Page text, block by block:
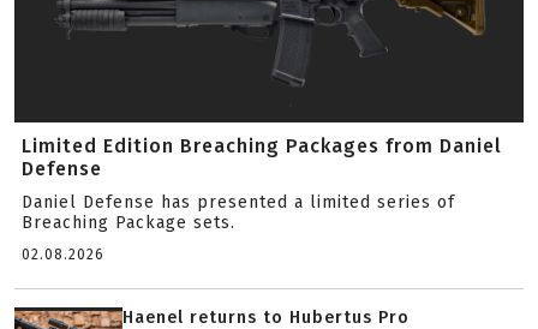
Limited Edition Breaching Packages from Daniel
Defense
Daniel Defense has presented a limited series of
Breaching Package sets.
02.08.2026
Haenel returns to Hubertus Pro